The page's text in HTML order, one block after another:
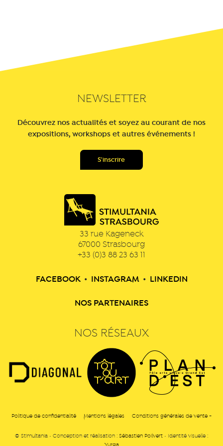
NEWSLETTER
Découvrez nos actualités et soyez au courant de nos
expositions, workshops et autres événements !
33 rue Kageneck
67000 Strasbourg
+33 (0)3 88 23 63 11
FACEBOOK • INSTAGRAM • LINKEDIN
NOS PARTENAIRES
NOS RÉSEAUX
Politique de confidentialité Mentions légales Conditions générales de vente -
© Stimultania • Conception et réalisation : Sébastien Poilvert • Identité visuelle :